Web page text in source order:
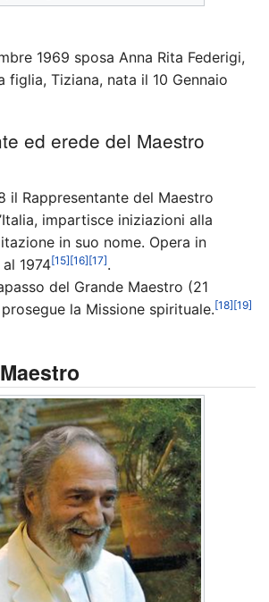
1969 sposa Anna Rita Federigi,
figlia, Tiziana, nata il 10 Gennaio
ed erede del Maestro
il Rappresentante del Maestro
impartisce iniziazioni alla
in suo nome. Opera in
1974[15][16][17].
del Grande Maestro (21
la Missione spirituale.[18][19]